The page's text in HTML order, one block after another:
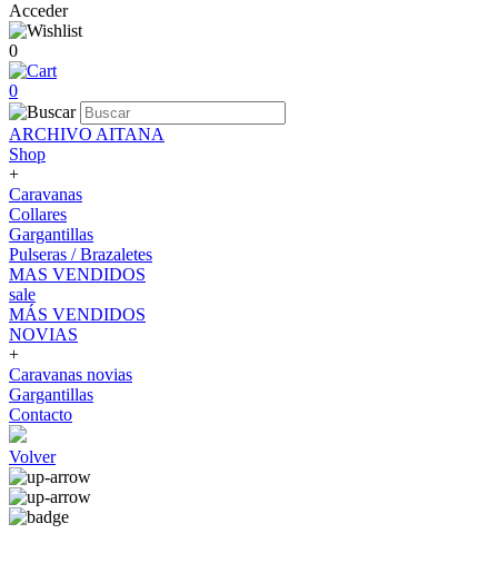
Acceder
0
0
ARCHIVO AITANA
Shop
+
Caravanas
Collares
Gargantillas
Pulseras / Brazaletes
MAS VENDIDOS
sale
MÁS VENDIDOS
NOVIAS
+
Caravanas novias
Gargantillas
Contacto
Volver